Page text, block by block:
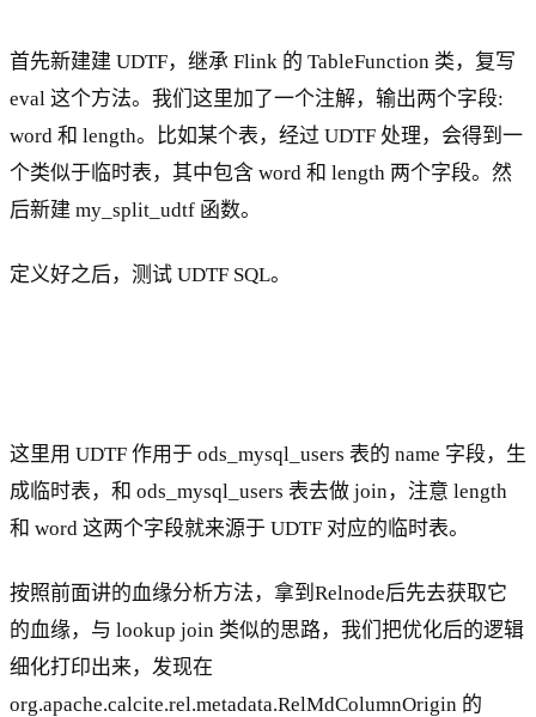
首先新建建 UDTF，继承 Flink 的 TableFunction 类，复写
eval 这个方法。我们这里加了一个注解，输出两个字段:
word 和 length。比如某个表，经过 UDTF 处理，会得到一
个类似于临时表，其中包含 word 和 length 两个字段。然
后新建 my_split_udtf 函数。
定义好之后，测试 UDTF SQL。
这里用 UDTF 作用于 ods_mysql_users 表的 name 字段，生
成临时表，和 ods_mysql_users 表去做 join，注意 length
和 word 这两个字段就来源于 UDTF 对应的临时表。
按照前面讲的血缘分析方法，拿到Relnode后先去获取它
的血缘，与 lookup join 类似的思路，我们把优化后的逻辑
细化打印出来，发现在
org.apache.calcite.rel.metadata.RelMdColumnOrigin 的